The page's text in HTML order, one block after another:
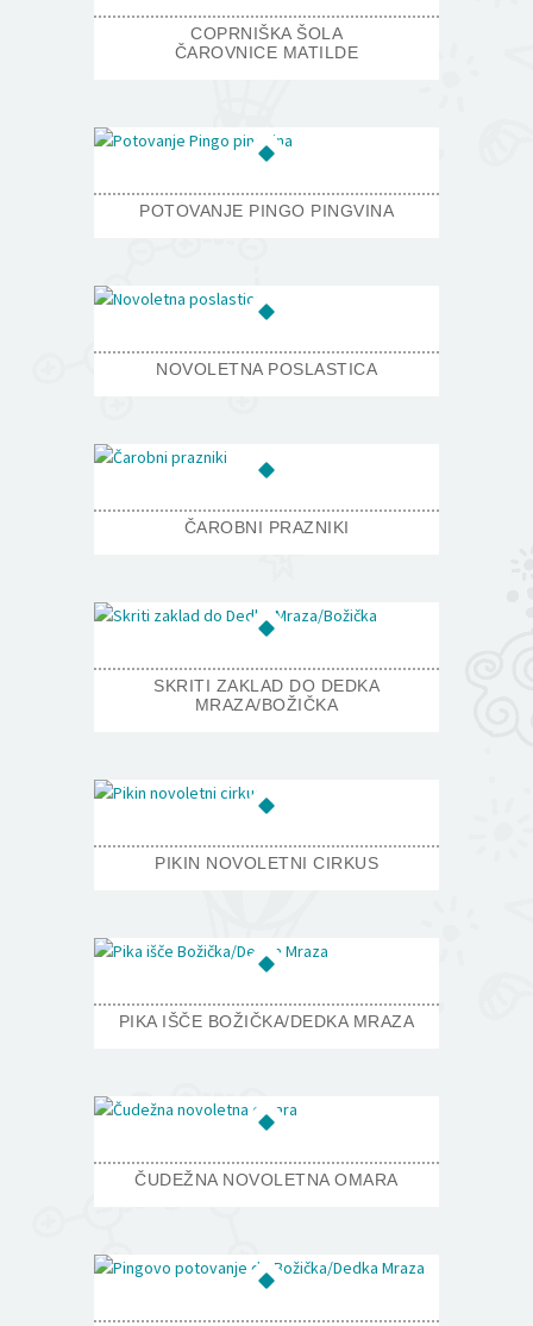
COPRNIŠKA ŠOLA
ČAROVNICE MATILDE
POTOVANJE PINGO PINGVINA
NOVOLETNA POSLASTICA
ČAROBNI PRAZNIKI
SKRITI ZAKLAD DO DEDKA
MRAZA/BOŽIČKA
PIKIN NOVOLETNI CIRKUS
PIKA IŠČE BOŽIČKA/DEDKA MRAZA
ČUDEŽNA NOVOLETNA OMARA